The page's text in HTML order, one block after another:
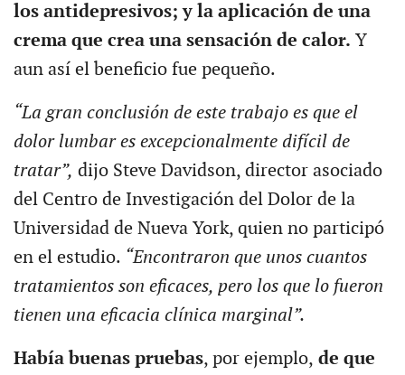
los antidepresivos; y la aplicación de una
crema que crea una sensación de calor. Y
aun así el beneficio fue pequeño.
“La gran conclusión de este trabajo es que el
dolor lumbar es excepcionalmente difícil de
tratar”, dijo Steve Davidson, director asociado
del Centro de Investigación del Dolor de la
Universidad de Nueva York, quien no participó
en el estudio. “Encontraron que unos cuantos
tratamientos son eficaces, pero los que lo fueron
tienen una eficacia clínica marginal”.
Había buenas pruebas, por ejemplo, de que